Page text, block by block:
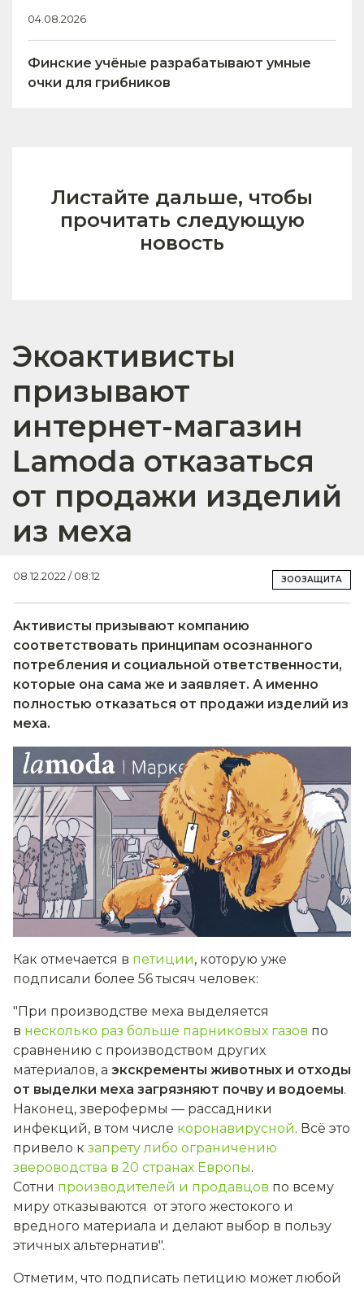
04.08.2026
Финские учёные разрабатывают умные
очки для грибников
Листайте дальше, чтобы
прочитать следующую
новость
Экоактивисты
призывают
интернет-магазин
Lamoda отказаться
от продажи изделий
из меха
08.12.2022 / 08:12 ЗООЗАЩИТА
Активисты призывают компанию
соответствовать принципам осознанного
потребления и социальной ответственности,
которые она сама же и заявляет. А именно
полностью отказаться от продажи изделий из
меха.
Как отмечается в петиции, которую уже
подписали более 56 тысяч человек:
"При производстве меха выделяется
в несколько раз больше парниковых газов по
сравнению с производством других
материалов, а экскременты животных и отходы
от выделки меха загрязняют почву и водоемы.
Наконец, зверофермы — рассадники
инфекций, в том числе коронавирусной. Всё это
привело к запрету либо ограничению
звероводства в 20 странах Европы.
Сотни производителей и продавцов по всему
миру отказываются от этого жестокого и
вредного материала и делают выбор в пользу
этичных альтернатив".
Отметим, что подписать петицию может любой